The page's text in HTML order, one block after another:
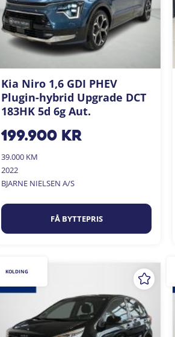
Kia Niro 1,6 GDI PHEV
Plugin-hybrid Upgrade DCT
183HK 5d 6g Aut.
199.900kr
39.000 KM
2022
BJARNE NIELSEN A/S
FÅ BYTTEPRIS
KOLDING